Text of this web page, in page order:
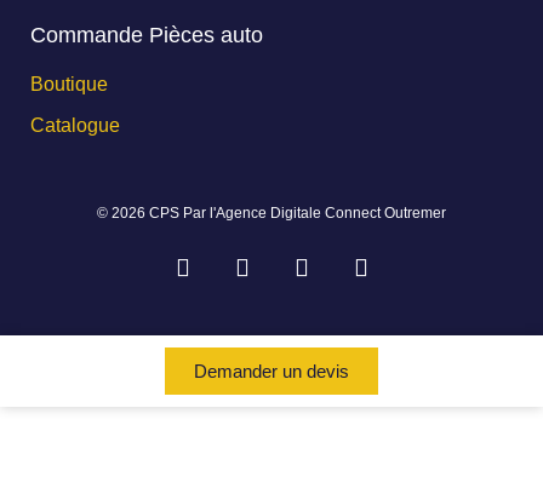
Commande Pièces auto
Boutique
Catalogue
© 2026 CPS Par l'Agence Digitale Connect Outremer
Demander un devis